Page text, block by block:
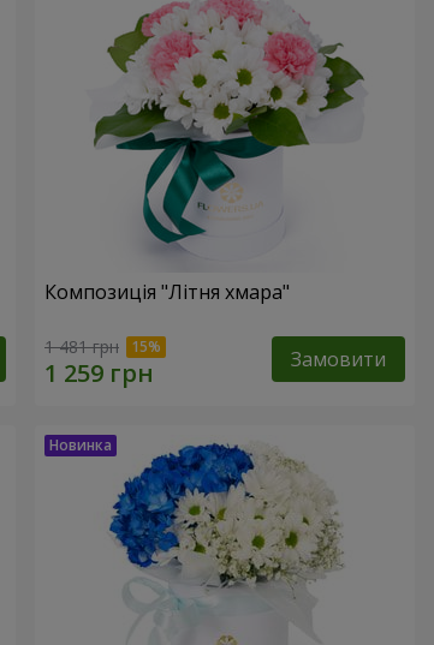
Композиція "Літня хмара"
1 481 грн Замовити